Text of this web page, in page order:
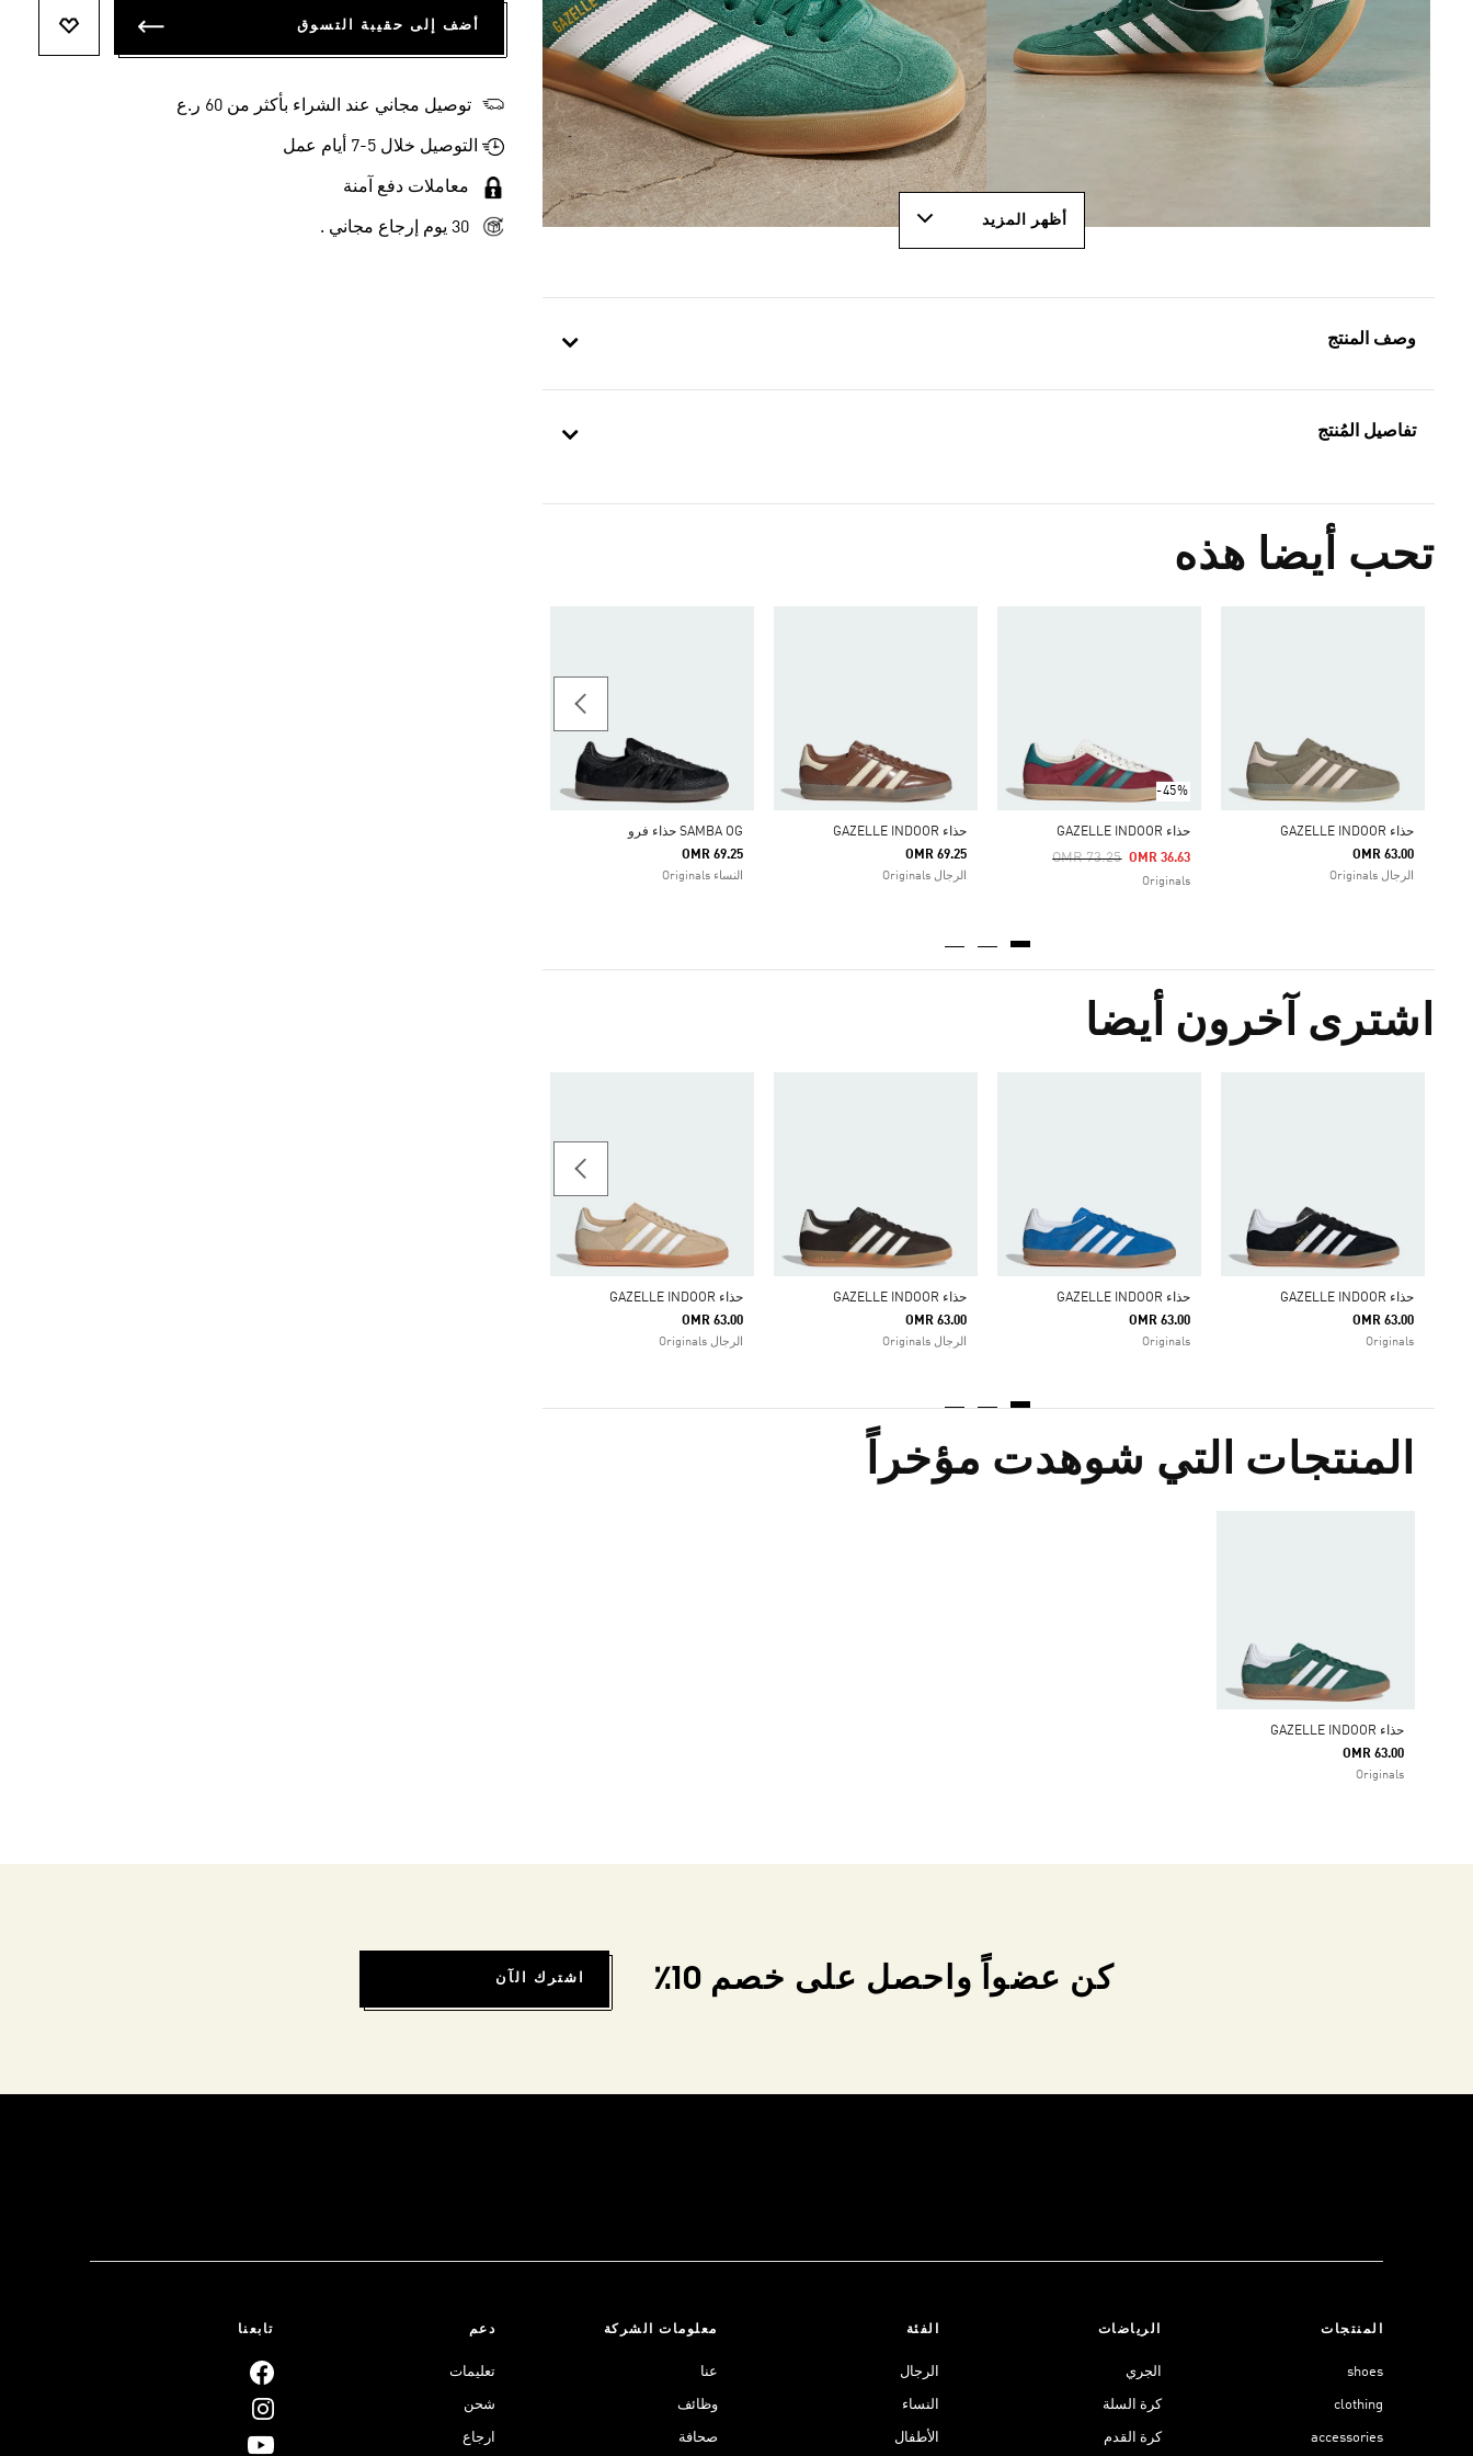
أظهر المزيد
وصف المنتج
تفاصيل المُنتج
تحب أيضا هذه
حذاء GAZELLE INDOOR
OMR 63.00
الرجال Originals
-45%
حذاء GAZELLE INDOOR
Price Reduced From
OMR 73.25
To OMR 36.63
Originals
حذاء GAZELLE INDOOR
OMR 69.25
الرجال Originals
SAMBA OG حذاء فرو
OMR 69.25
النساء Originals
اشترى آخرون أيضا
حذاء GAZELLE INDOOR
OMR 63.00
Originals
حذاء GAZELLE INDOOR
OMR 63.00
Originals
حذاء GAZELLE INDOOR
OMR 63.00
الرجال Originals
حذاء GAZELLE INDOOR
OMR 63.00
الرجال Originals
المنتجات التي شوهدت مؤخراً
حذاء GAZELLE INDOOR
OMR 63.00
Originals
أضف إلى حقيبة التسوق
توصيل مجاني عند الشراء بأكثر من 60 ر.ع
التوصيل خلال 5-7 أيام عمل
معاملات دفع آمنة
30 يوم إرجاع مجاني .
كن عضواً واحصل على خصم 10٪ اشترك الآن
المنتجات
shoes
clothing
accessories
الرياضات
الجري
كرة السلة
كرة القدم
الفئة
الرجال
النساء
الأطفال
معلومات الشركة
عنا
وظائف
صحافة
دعم
تعليمات
شحن
ارجاع
تابعنا